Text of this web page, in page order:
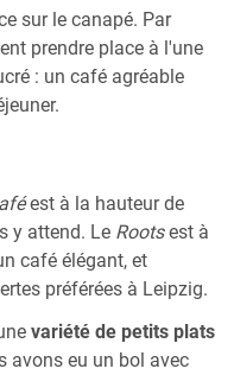
sur le canapé. Par
prendre place à l'une
: un café agréable
est à la hauteur de
y attend. Le Rootsest à
café élégant, et
préférées à Leipzig.
variété de petits plats
avons eu un bol avec